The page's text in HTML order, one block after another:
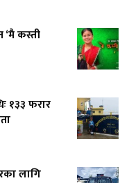
‘मै कस्ती
१३३ फरार
लागि